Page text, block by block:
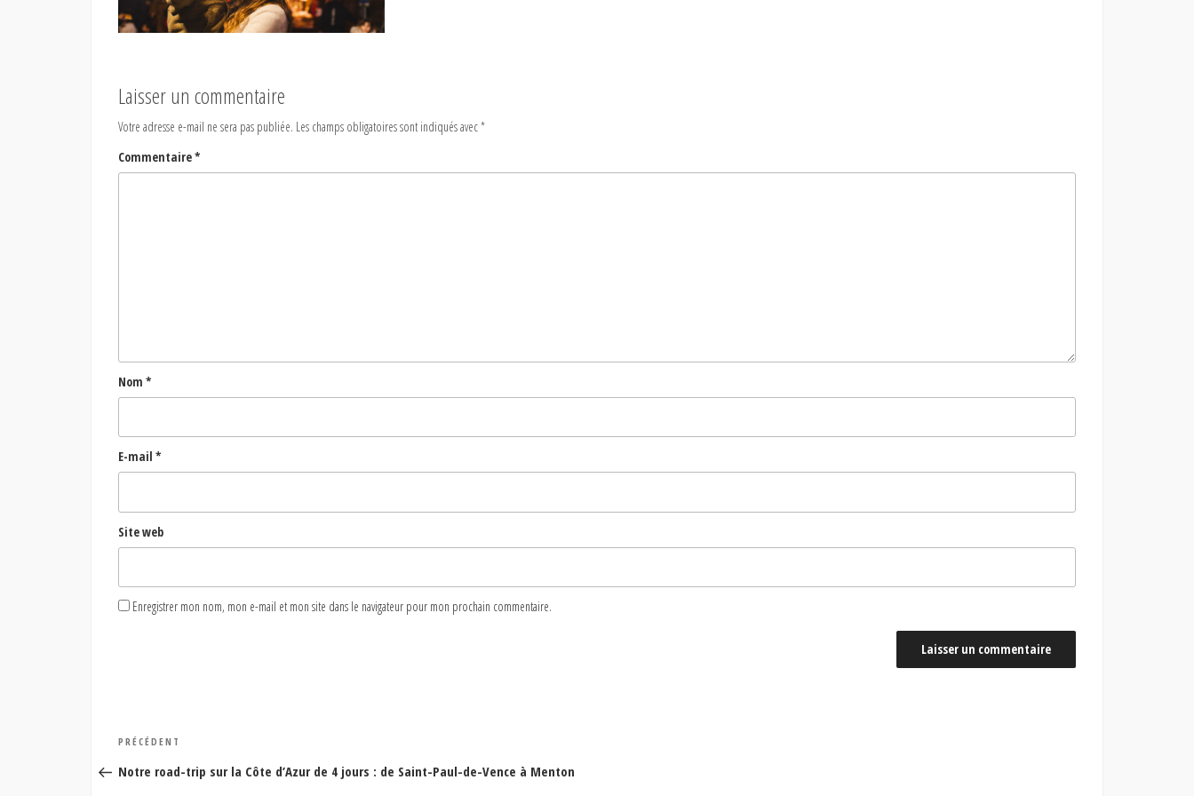
Laisser un commentaire
Votre adresse e-mail ne sera pas publiée. Les champs obligatoires sont indiqués avec*
Commentaire*
Nom *
E-mail *
Site web
Enregistrer mon nom, mon e-mail et mon site dans le navigateur pour mon prochain commentaire.
Navigation
de
Article
précédent
PRÉCÉDENT
Notre road-trip sur la Côte d’Azur de 4 jours : de Saint-Paul-de-Vence à Menton